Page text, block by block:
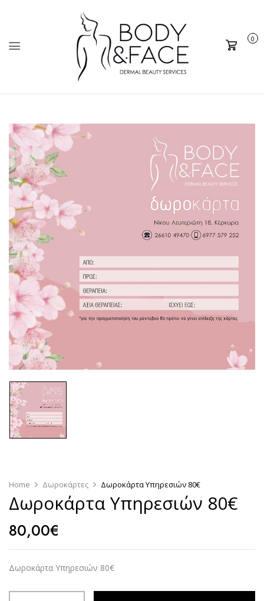
Καλάθι
0
Home Δωροκάρτες Δωροκάρτα Υπηρεσιών 80€
Δωροκάρτα Υπηρεσιών 80€
80,00€
Δωροκάρτα Υπηρεσιών 80€